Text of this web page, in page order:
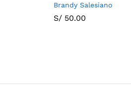
Brandy Salesiano
S/ 50.00